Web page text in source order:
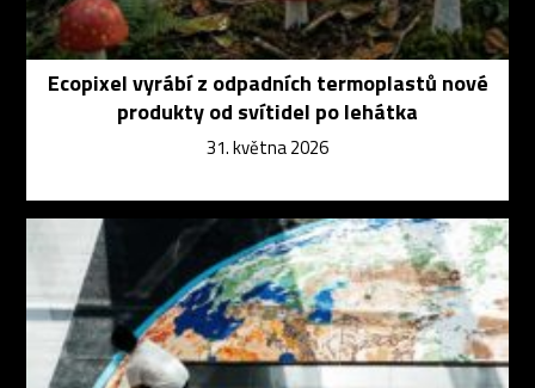
Ecopixel vyrábí z odpadních termoplastů nové
produkty od svítidel po lehátka
31. května 2026